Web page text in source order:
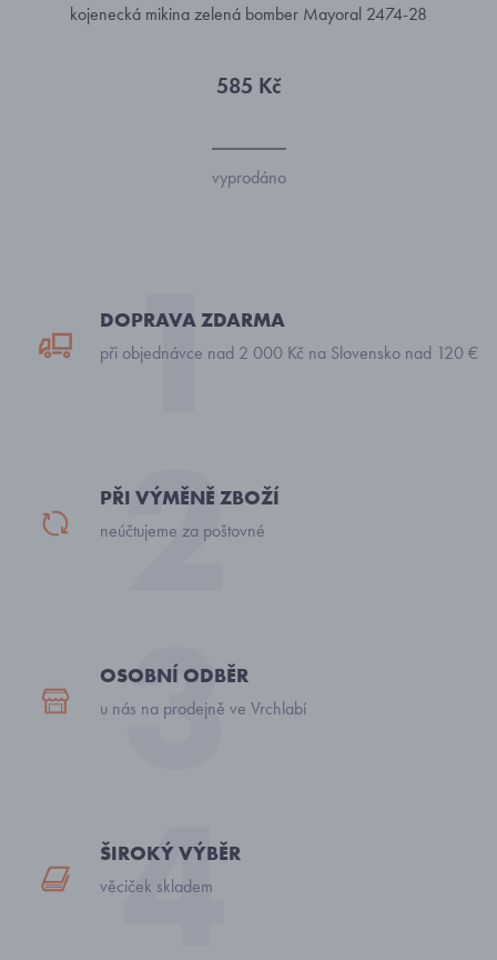
kojenecká mikina zelená bomber Mayoral 2474-28
585 Kč
vyprodáno
DOPRAVA ZDARMA
při objednávce nad 2 000 Kč na Slovensko nad 120 €
PŘI VÝMĚNĚ ZBOŽÍ
neúčtujeme za poštovné
OSOBNÍ ODBĚR
u nás na prodejně ve Vrchlabí
ŠIROKÝ VÝBĚR
věciček skladem